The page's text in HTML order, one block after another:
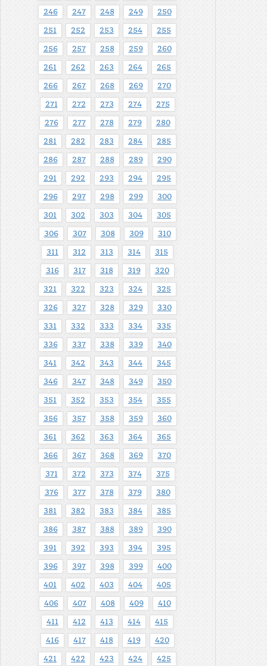
246 247 248 249 250
251 252 253 254 255
256 257 258 259 260
261 262 263 264 265
266 267 268 269 270
271 272 273 274 275
276 277 278 279 280
281 282 283 284 285
286 287 288 289 290
291 292 293 294 295
296 297 298 299 300
301 302 303 304 305
306 307 308 309 310
311 312 313 314 315
316 317 318 319 320
321 322 323 324 325
326 327 328 329 330
331 332 333 334 335
336 337 338 339 340
341 342 343 344 345
346 347 348 349 350
351 352 353 354 355
356 357 358 359 360
361 362 363 364 365
366 367 368 369 370
371 372 373 374 375
376 377 378 379 380
381 382 383 384 385
386 387 388 389 390
391 392 393 394 395
396 397 398 399 400
401 402 403 404 405
406 407 408 409 410
411 412 413 414 415
416 417 418 419 420
421 422 423 424 425